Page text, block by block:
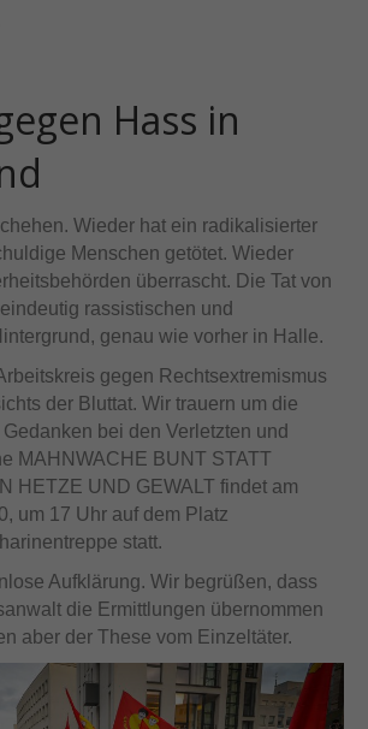
Hass in
Wieder hat ein radikalisierter
Menschen getötet. Wieder
überrascht. Die Tat von
rassistischen und
genau wie vorher in Halle.
gegen Rechtsextremismus
der Bluttat. Wir trauern um die
bei den Verletzten und
MAHNWACHE BUNT STATT
HETZE UND GEWALT findet am
um 17 Uhr auf dem Platz
statt.
Aufklärung. Wir begrüßen, dass
die Ermittlungen übernommen
aber der These vom Einzeltäter.